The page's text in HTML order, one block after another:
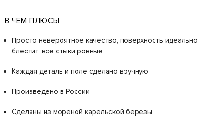
В ЧЕМ ПЛЮСЫ
Просто невероятное качество, поверхность идеально
блестит, все стыки ровные
Каждая деталь и поле сделано вручную
Произведено в России
Сделаны из мореной карельской березы